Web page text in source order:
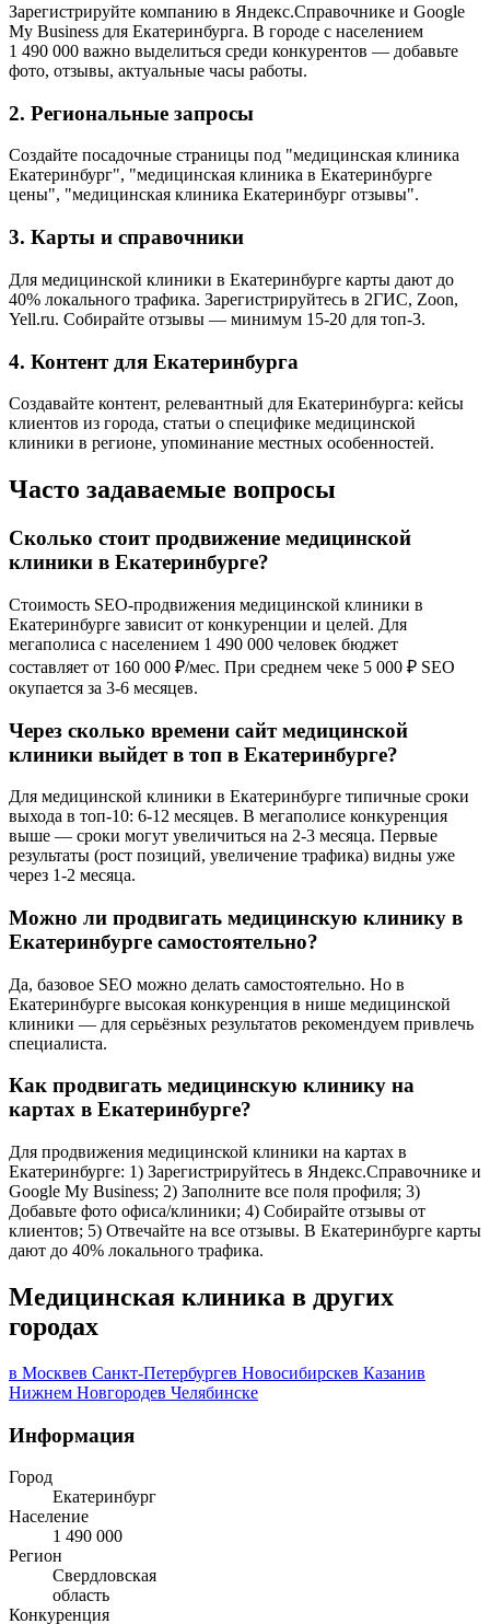
Зарегистрируйте компанию в Яндекс.Справочнике и Google
My Business для Екатеринбурга. В городе с населением
1 490 000 важно выделиться среди конкурентов — добавьте
фото, отзывы, актуальные часы работы.
2. Региональные запросы
Создайте посадочные страницы под "медицинская клиника
Екатеринбург", "медицинская клиника в Екатеринбурге
цены", "медицинская клиника Екатеринбург отзывы".
3. Карты и справочники
Для медицинской клиники в Екатеринбурге карты дают до
40% локального трафика. Зарегистрируйтесь в 2ГИС, Zoon,
Yell.ru. Собирайте отзывы — минимум 15-20 для топ-3.
4. Контент для Екатеринбурга
Создавайте контент, релевантный для Екатеринбурга: кейсы
клиентов из города, статьи о специфике медицинской
клиники в регионе, упоминание местных особенностей.
Часто задаваемые вопросы
Сколько стоит продвижение медицинской
клиники в Екатеринбурге?
Стоимость SEO-продвижения медицинской клиники в
Екатеринбурге зависит от конкуренции и целей. Для
мегаполиса с населением 1 490 000 человек бюджет
составляет от 160 000 ₽/мес. При среднем чеке 5 000 ₽ SEO
окупается за 3-6 месяцев.
Через сколько времени сайт медицинской
клиники выйдет в топ в Екатеринбурге?
Для медицинской клиники в Екатеринбурге типичные сроки
выхода в топ-10: 6-12 месяцев. В мегаполисе конкуренция
выше — сроки могут увеличиться на 2-3 месяца. Первые
результаты (рост позиций, увеличение трафика) видны уже
через 1-2 месяца.
Можно ли продвигать медицинскую клинику в
Екатеринбурге самостоятельно?
Да, базовое SEO можно делать самостоятельно. Но в
Екатеринбурге высокая конкуренция в нише медицинской
клиники — для серьёзных результатов рекомендуем привлечь
специалиста.
Как продвигать медицинскую клинику на
картах в Екатеринбурге?
Для продвижения медицинской клиники на картах в
Екатеринбурге: 1) Зарегистрируйтесь в Яндекс.Справочнике и
Google My Business; 2) Заполните все поля профиля; 3)
Добавьте фото офиса/клиники; 4) Собирайте отзывы от
клиентов; 5) Отвечайте на все отзывы. В Екатеринбурге карты
дают до 40% локального трафика.
Медицинская клиника в других
городах
в Москвев Санкт-Петербургев Новосибирскев Казанив
Нижнем Новгородев Челябинске
Информация
Город
Екатеринбург
Население
1 490 000
Регион
Свердловская
область
Конкуренция